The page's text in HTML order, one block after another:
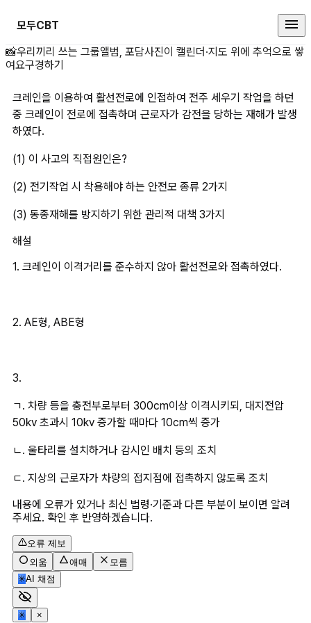
모두CBT
크레인을 이용하여 활선전로에 인
📸우리끼리 쓰는 그룹앨범, 포담사진이 캘린더·지도 위에 추억으로 쌓
여요구경하기
크레인을 이용하여 활선전로에 인접하여 전주 세우기 작업을 하던
중 크레인이 전로에 접촉하며 근로자가 감전을 당하는 재해가 발생
하였다.
(1) 이 사고의 직접원인은?
(2) 전기작업 시 착용해야 하는 안전모 종류 2가지
(3) 동종재해를 방지하기 위한 관리적 대책 3가지
해설
1. 크레인이 이격거리를 준수하지 않아 활선전로와 접촉하였다.
2. AE형, ABE형
3.
ㄱ. 차량 등을 충전부로부터 300cm이상 이격시키되, 대지전압
50kv 초과시 10kv 증가할 때마다 10cm씩 증가
ㄴ. 울타리를 설치하거나 감시인 배치 등의 조치
ㄷ. 지상의 근로자가 차량의 접지점에 접촉하지 않도록 조치
내용에 오류가 있거나 최신 법령·기준과 다른 부분이 보이면 알려
주세요. 확인 후 반영하겠습니다.
오류 제보
외움
애매
모름
✳AI 채점
✳ ×